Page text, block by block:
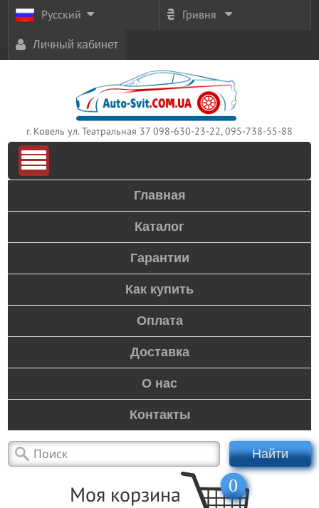
Русский Гривня
Личный кабинет
г. Ковель ул. Театральная 37 098-630-23-22, 095-738-55-88
Главная
Каталог
Гарантии
Как купить
Оплата
Доставка
О нас
Контакты
Найти
Моя корзина 0